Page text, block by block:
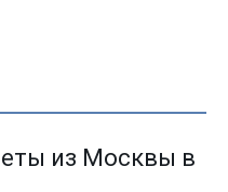
из Москвы в